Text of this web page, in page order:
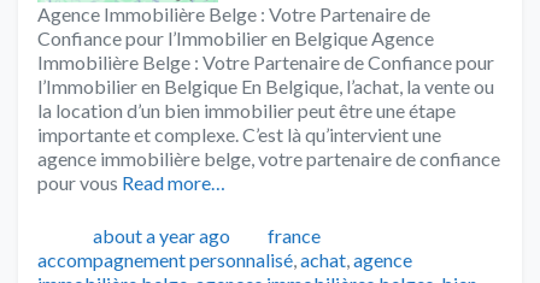
Agence Immobilière Belge : Votre Partenaire de
Confiance pour l’Immobilier en Belgique Agence
Immobilière Belge : Votre Partenaire de Confiance pour
l’Immobilier en Belgique En Belgique, l’achat, la vente ou
la location d’un bien immobilier peut être une étape
importante et complexe. C’est là qu’intervient une
agence immobilière belge, votre partenaire de confiance
pour vous Read more…
Publié
about a year ago Catégories
france
accompagnement personnalisé,achat,agence